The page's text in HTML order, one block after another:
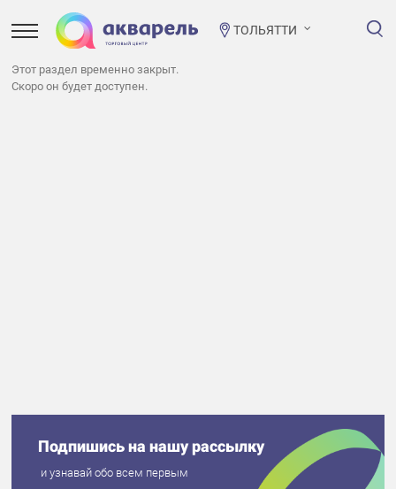
ТОЛЬЯТТИ
Этот раздел временно закрыт.
Скоро он будет доступен.
Подпишись на нашу рассылку
и узнавай обо всем первым